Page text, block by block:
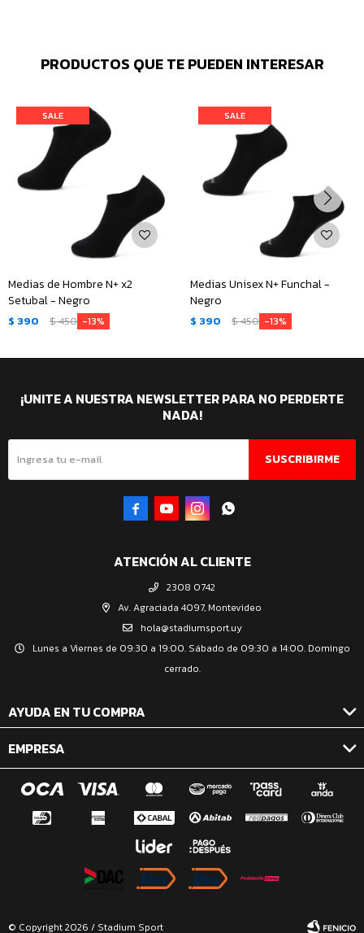
PRODUCTOS QUE TE PUEDEN INTERESAR
Medias de Hombre N+ x2
Setubal - Negro
$ 390 $450 13
Medias Unisex N+ Funchal -
Negro
$ 390 $450 13
ATENCIÓN AL CLIENTE
2308 0742
Av. Agraciada 4097, Montevideo
hola@stadiumsport.uy
Lunes a Viernes de 09:30 a 19:00. Sábado de 09:30 a 14:00. Domingo
cerrado.
AYUDA EN TU COMPRA
EMPRESA
¡UNITE A NUESTRA NEWSLETTER PARA NO PERDERTE
NADA!
SUSCRIBIRME
   
© Copyright 2026 / Stadium Sport